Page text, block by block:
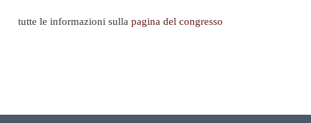
tutte le informazioni sulla pagina del congresso